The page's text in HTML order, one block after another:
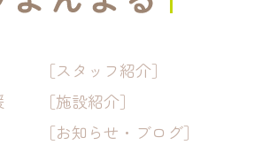
［スタッフ紹介］
［施設紹介］
［お知らせ・ブログ］